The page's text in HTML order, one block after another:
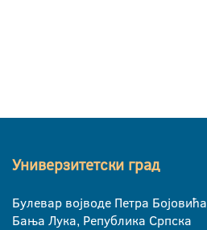
Универзитетски град
Булевар војводе Петра Бојовића
Бања Лука, Република Српска